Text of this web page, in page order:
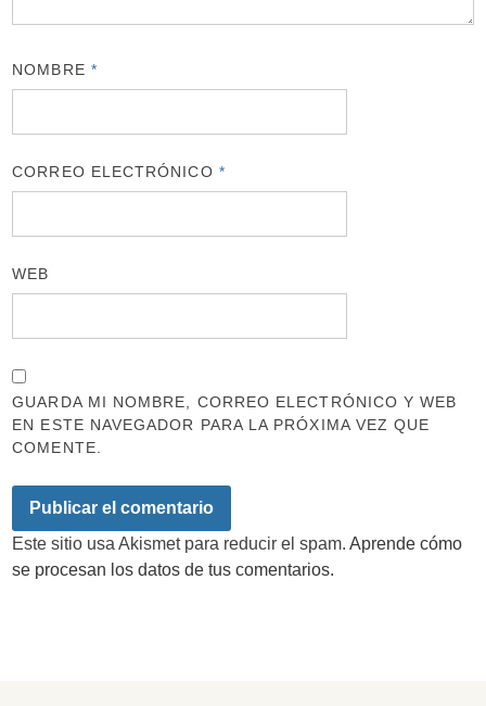
NOMBRE *
CORREO ELECTRÓNICO *
WEB
GUARDA MI NOMBRE, CORREO ELECTRÓNICO Y WEB
EN ESTE NAVEGADOR PARA LA PRÓXIMA VEZ QUE
COMENTE.
Este sitio usa Akismet para reducir el spam.Aprende cómo
se procesan los datos de tus comentarios.